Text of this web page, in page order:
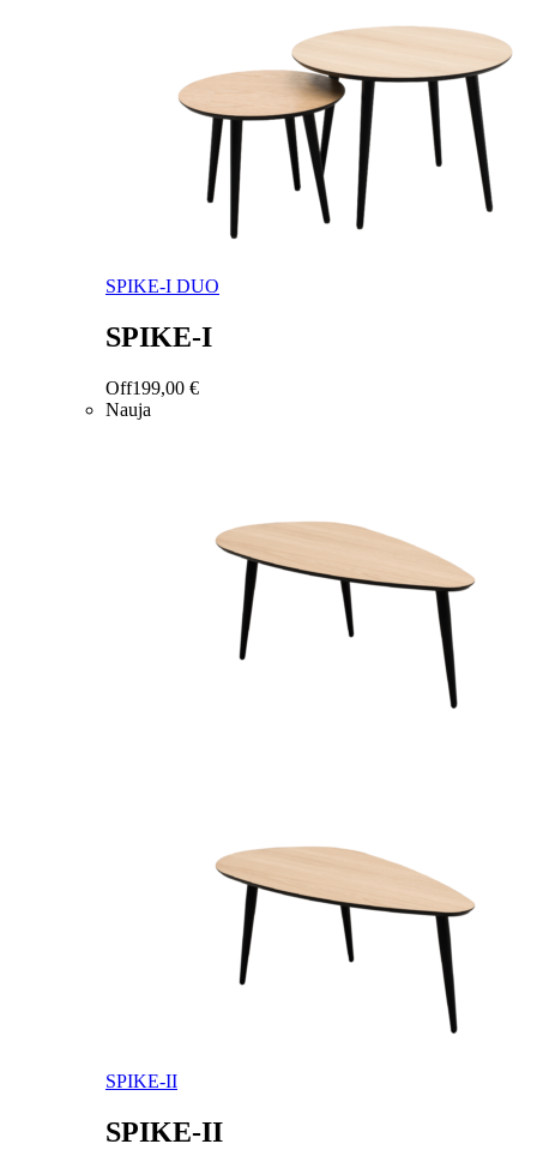
SPIKE-I DUO
SPIKE-I
Off199,00 €
Nauja
SPIKE-II
SPIKE-II